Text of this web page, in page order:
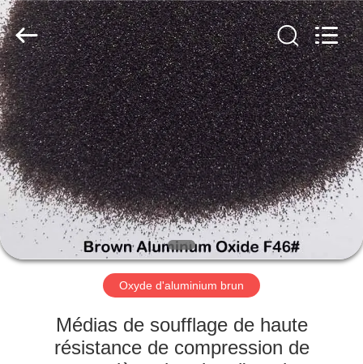
MAISON
PRODUITS
VIDÉOS
AU
SUJET
NOUS
2026
Zhengzhou
Zhengtong
Abrasive
Import&Export
Co.,Ltd.
All
Rights
Reserved.
Oxyde d'aluminium brun
Médias de soufflage de haute
résistance de compression de